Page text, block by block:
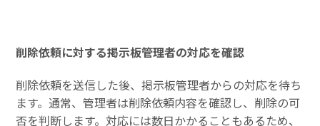
削除依頼に対する掲示板管理者の対応を確認
削除依頼を送信した後、掲示板管理者からの対応を待ち
ます。通常、管理者は削除依頼内容を確認し、削除の可
否を判断します。対応には数日かかることもあるため、